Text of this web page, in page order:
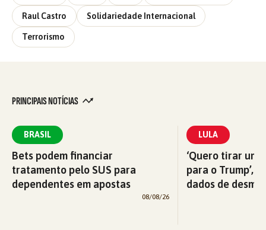
Raul Castro Solidariedade Internacional
Terrorismo
PRINCIPAIS NOTÍCIAS
BRASIL
Bets podem financiar
tratamento pelo SUS para
dependentes em apostas
08/08/26
LULA
‘Quero tirar
para o Trump’,
dados de